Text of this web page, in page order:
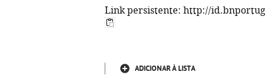
Link persistente: http://
ADICIONAR À LISTA